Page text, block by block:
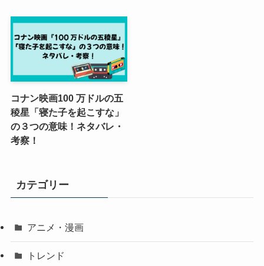
コナン映画100 万ドルの五
稜星「寝た子を起こすな」
の３つの意味！ネタバレ・
考察！
カテゴリー
アニメ・漫画
トレンド